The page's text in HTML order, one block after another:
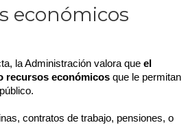
económicos
la Administración valora que el
recursos económicos que le permitan
contratos de trabajo, pensiones, o